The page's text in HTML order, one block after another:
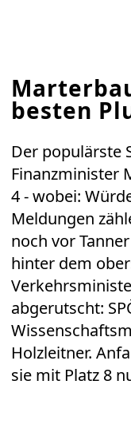
besten
Der populärste
Finanzminister
4 - wobei:
Meldungen
noch vor
hinter dem
abgerutscht:
Holzleitner.
sie mit Platz 8